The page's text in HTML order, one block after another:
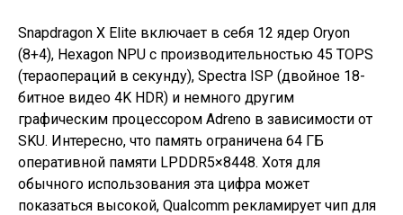
Snapdragon X Elite включает в себя 12 ядер Oryon
(8+4), Hexagon NPU с производительностью 45 TOPS
(тераопераций в секунду), Spectra ISP (двойное 18-
битное видео 4K HDR) и немного другим
графическим процессором Adreno в зависимости от
SKU. Интересно, что память ограничена 64 ГБ
оперативной памяти LPDDR5×8448. Хотя для
обычного использования эта цифра может
показаться высокой, Qualcomm рекламирует чип для